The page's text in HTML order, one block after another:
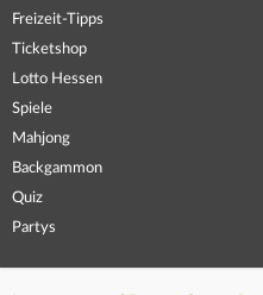
Freizeit-Tipps
Ticketshop
Lotto Hessen
Spiele
Mahjong
Backgammon
Quiz
Partys